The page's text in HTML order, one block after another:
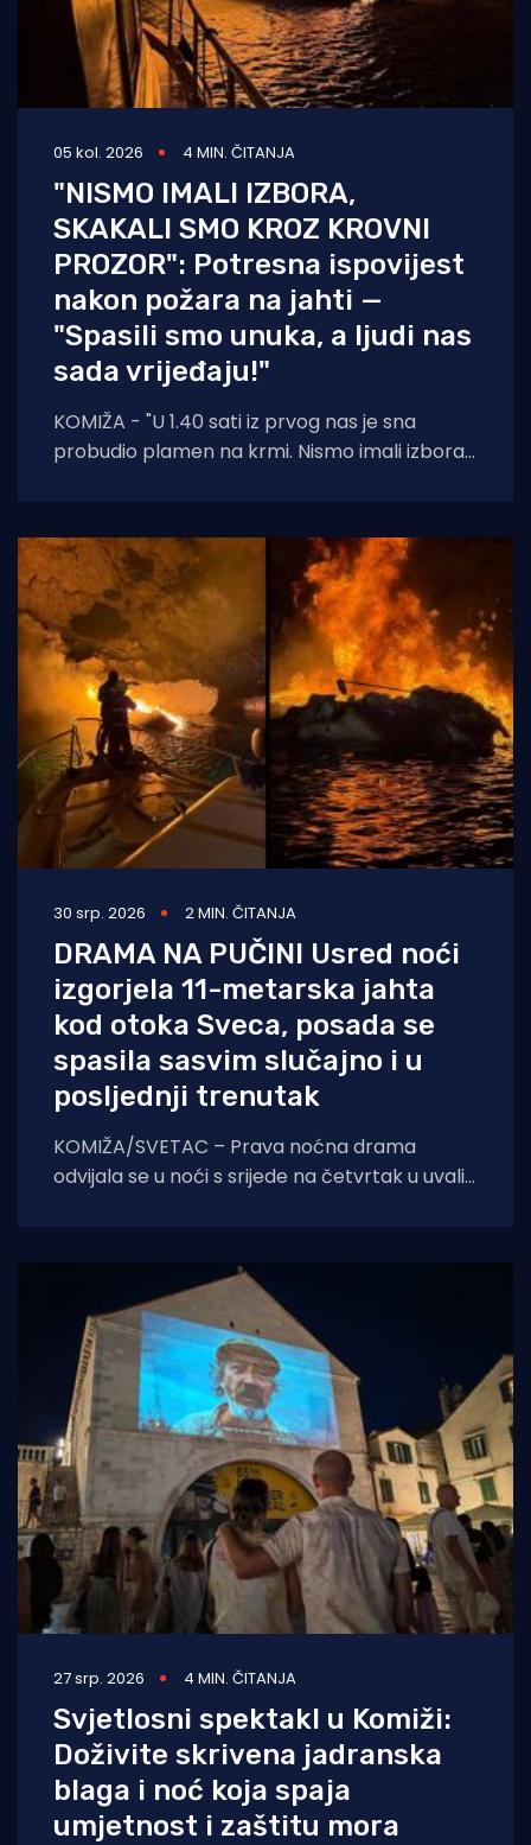
05 kol. 2026 4 MIN. ČITANJA
"NISMO IMALI IZBORA,
SKAKALI SMO KROZ KROVNI
PROZOR": Potresna ispovijest
nakon požara na jahti —
"Spasili smo unuka, a ljudi nas
sada vrijeđaju!"
KOMIŽA - "U 1.40 sati iz prvog nas je sna
probudio plamen na krmi. Nismo imali izbora
30 srp. 2026 2 MIN. ČITANJA
DRAMA NA PUČINI Usred noći
izgorjela 11-metarska jahta
kod otoka Sveca, posada se
spasila sasvim slučajno i u
posljednji trenutak
KOMIŽA/SVETAC – Prava noćna drama
odvijala se u noći s srijede na četvrtak u uvali
27 srp. 2026 4 MIN. ČITANJA
Svjetlosni spektakl u Komiži:
Doživite skrivena jadranska
blaga i noć koja spaja
umjetnost i zaštitu mora